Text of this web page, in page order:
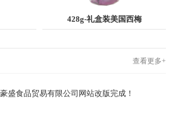
查看更多
428g-礼盒装美国西梅
查看更多+
盛食品贸易有限公司网站改版完成！